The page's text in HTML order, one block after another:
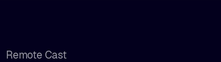
Remote Cast